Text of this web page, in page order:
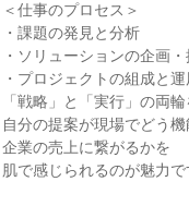
＜仕事のプロセス＞
・課題の発見と分析
・ソリューションの企画・
・プロジェクトの組成と運
「戦略」と「実行」の両輪
自分の提案が現場でどう機
企業の売上に繋がるかを
肌で感じられるのが魅力で